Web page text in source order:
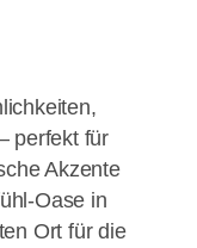
perfekt für
Akzente
Oase in
Ort für die